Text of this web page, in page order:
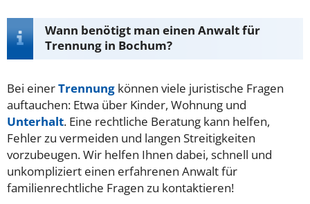
Wann benötigt man einen Anwalt für
Trennung in Bochum?
Bei einerTrennung können viele juristische Fragen
auftauchen: Etwa über Kinder, Wohnung und
Unterhalt. Eine rechtliche Beratung kann helfen,
Fehler zu vermeiden und langen Streitigkeiten
vorzubeugen. Wir helfen Ihnen dabei, schnell und
unkompliziert einen erfahrenen Anwalt für
familienrechtliche Fragen zu kontaktieren!